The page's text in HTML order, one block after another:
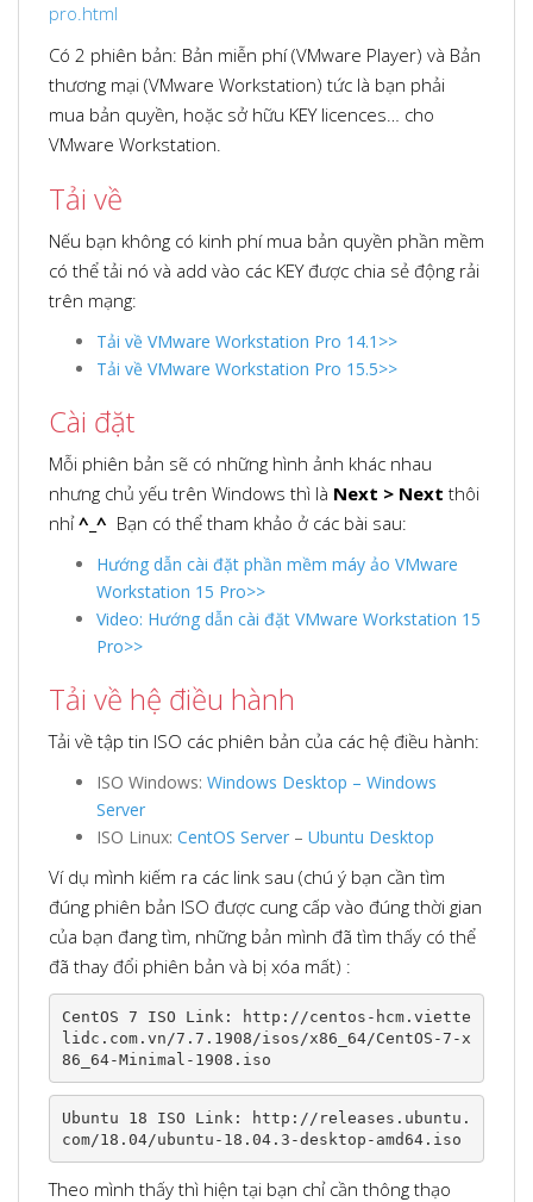
pro.html
Có 2 phiên bản: Bản miễn phí (VMware Player) và Bản
thương mại (VMware Workstation) tức là bạn phải
mua bản quyền, hoặc sở hữu KEY licences… cho
VMware Workstation.
Tải về
Nếu bạn không có kinh phí mua bản quyền phần mềm
có thể tải nó và add vào các KEY được chia sẻ động rải
trên mạng:
Tải về VMware Workstation Pro 14.1>>
Tải về VMware Workstation Pro 15.5>>
Cài đặt
Mỗi phiên bản sẽ có những hình ảnh khác nhau
nhưng chủ yếu trên Windows thì là Next > Next thôi
nhỉ^_^ Bạn có thể tham khảo ở các bài sau:
Hướng dẫn cài đặt phần mềm máy ảo VMware
Workstation 15 Pro>>
Video: Hướng dẫn cài đặt VMware Workstation 15
Pro>>
Tải về hệ điều hành
Tải về tập tin ISO các phiên bản của các hệ điều hành:
ISO Windows: Windows Desktop – Windows
Server
ISO Linux: CentOS Server – Ubuntu Desktop
Ví dụ mình kiếm ra các link sau (chú ý bạn cần tìm
đúng phiên bản ISO được cung cấp vào đúng thời gian
của bạn đang tìm, những bản mình đã tìm thấy có thể
đã thay đổi phiên bản và bị xóa mất) :
CentOS 7 ISO Link: http://centos-hcm.viette
lidc.com.vn/7.7.1908/isos/x86_64/CentOS-7-x
86_64-Minimal-1908.iso
Ubuntu 18 ISO Link: http://releases.ubuntu.
com/18.04/ubuntu-18.04.3-desktop-amd64.iso
Theo mình thấy thì hiện tại bạn chỉ cần thông thạo